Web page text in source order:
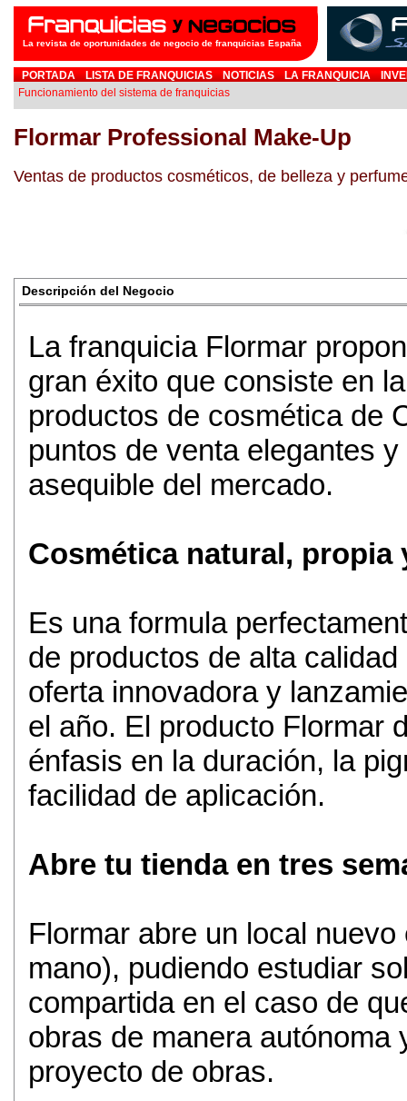
La revista de oportunidades de negocio de franquicias España
PORTADA LISTA DE FRANQUICIAS NOTICIAS LA FRANQUICIA
Funcionamiento del sistema de franquicias
Flormar Professional Make-Up
Ventas de productos cosméticos, de belleza y
Descripción del Negocio
La franquicia Flormar
gran éxito que consiste en
productos de cosmética de
puntos de venta elegantes
asequible del mercado.
Cosmética natural, propia
Es una formula
de productos de alta
oferta innovadora y
el año. El producto Flormar
énfasis en la duración, la
facilidad de aplicación.
Abre tu tienda en tres
Flormar abre un local
mano), pudiendo estudiar
compartida en el caso de
obras de manera
proyecto de obras.